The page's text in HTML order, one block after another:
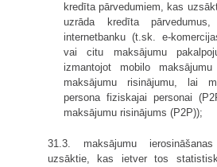
kredīta pārvedumiem, kas
uzrāda kredīta
internetbanku (t.sk. e-
vai citu maksājumu
izmantojot mobilo
maksājumu risinājumu, lai
persona fiziskajai personai
maksājumu risinājums (P2P));
31.3. maksājumu
uzsāktie, kas ietver tos